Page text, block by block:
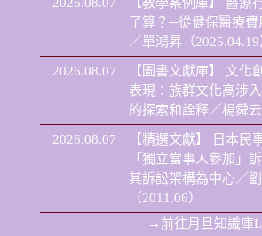
了算？─從健保醫療
／單鴻昇（2025.04.19
2026.08.07 【圖書文獻庫】 文化
表現：族群文化高涉
的探索和詮釋／楊舜云
2026.08.07 【精選文獻】
日本民
「獨立當事人參加」
其訴訟架構為中心／
（2011.06）
→前往月旦知識庫